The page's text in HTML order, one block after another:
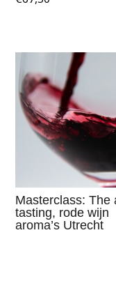
Masterclass: The
tasting, rode wijn
aroma’s Utrecht